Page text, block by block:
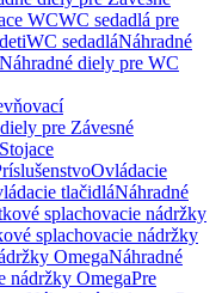
WCWC sedadlá pre
WC sedadláNáhradné
Náhradné diely pre WC
pre Závesné
Ovládacie
tlačidláNáhradné
splachovacie nádržky
splachovacie nádržky
OmegaNáhradné
nádržky OmegaPre